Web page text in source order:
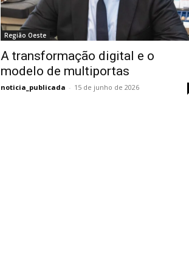
Região Oeste
A transformação digital e o
modelo de multiportas
noticia_publicada - 15 de junho de 2026